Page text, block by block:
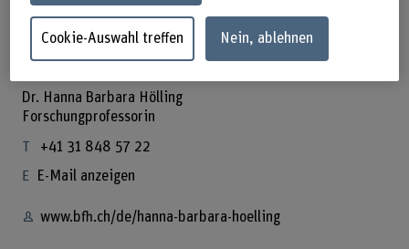
überprüfen gilt.
Koordinatorin
Dr. Hanna Barbara Hölling
Forschungprofessorin
+41 31 848 57 22
E-Mail anzeigen
www.bfh.ch/de/hanna-barbara-hoelling
Cookie-Auswahl treffen Nein, ablehnen